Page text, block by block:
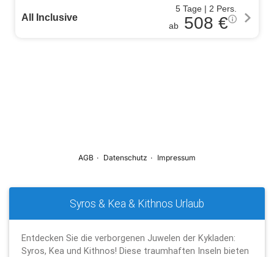
Syros & Kea & Kithnos Urlaub
Entdecken Sie die verborgenen Juwelen der Kykladen:
Syros, Kea und Kithnos! Diese traumhaften Inseln bieten